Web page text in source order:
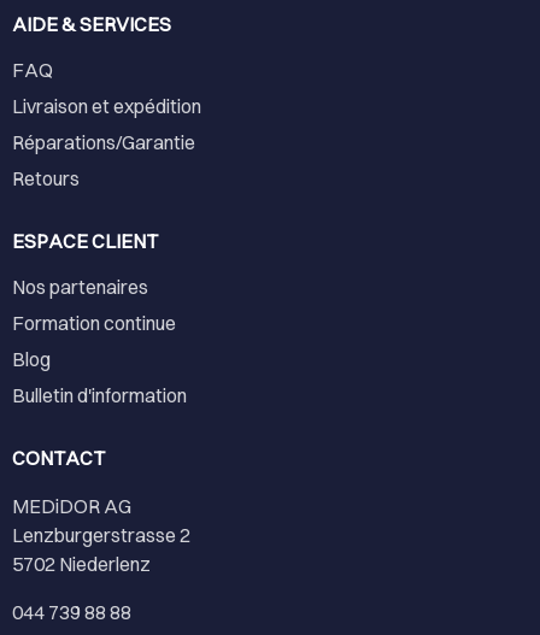
AIDE & SERVICES
FAQ
Livraison et expédition
Réparations/Garantie
Retours
ESPACE CLIENT
Nos partenaires
Formation continue
Blog
Bulletin d'information
CONTACT
MEDiDOR AG
Lenzburgerstrasse 2
5702 Niederlenz
044 739 88 88